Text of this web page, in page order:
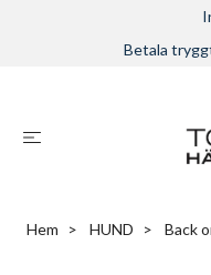
Betala
Hem HUND Back